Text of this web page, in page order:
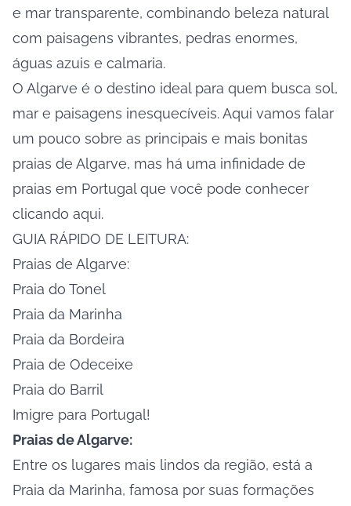
e mar transparente, combinando beleza natural
com paisagens vibrantes, pedras enormes,
águas azuis e calmaria.
O Algarve é o destino ideal para quem busca sol,
mar e paisagens inesquecíveis. Aqui vamos falar
um pouco sobre as principais e mais bonitas
praias de Algarve, mas há uma infinidade de
praias em Portugal que você pode conhecer
clicando aqui.
GUIA RÁPIDO DE LEITURA:
Praias de Algarve:
Praia do Tonel
Praia da Marinha
Praia da Bordeira
Praia de Odeceixe
Praia do Barril
Imigre para Portugal!
Praias de Algarve:
Entre os lugares mais lindos da região, está a
Praia da Marinha, famosa por suas formações